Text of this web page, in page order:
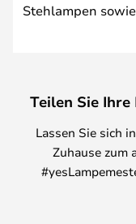
Stehlampen
Teilen Sie
Lassen Sie sich
Zuhause zum